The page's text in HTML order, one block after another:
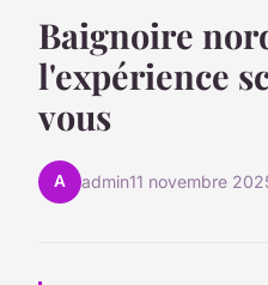
Baignoire
l'expérience
vous
A admin11 novembre